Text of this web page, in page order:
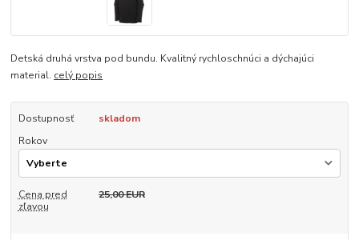
Detská druhá vrstva pod bundu. Kvalitný rychloschnúci a dýchajúci
material. celý popis
Dostupnosť
skladom
Rokov
Cena pred
zľavou
25,00 EUR